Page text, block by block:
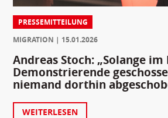
PRESSEMITTEILUNG
MIGRATION
15.01.2026
Andreas Stoch: „Solange
Demonstrierende
niemand dorthin
WEITERLESEN